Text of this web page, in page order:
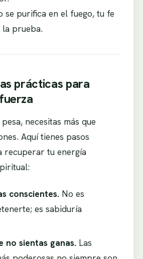
se purifica en el fuego, tu fe
prueba.
prácticas para
necesitas más que
Aquí tienes pasos
recuperar tu energía
conscientes. No es
es sabiduría
no sientas ganas. Las